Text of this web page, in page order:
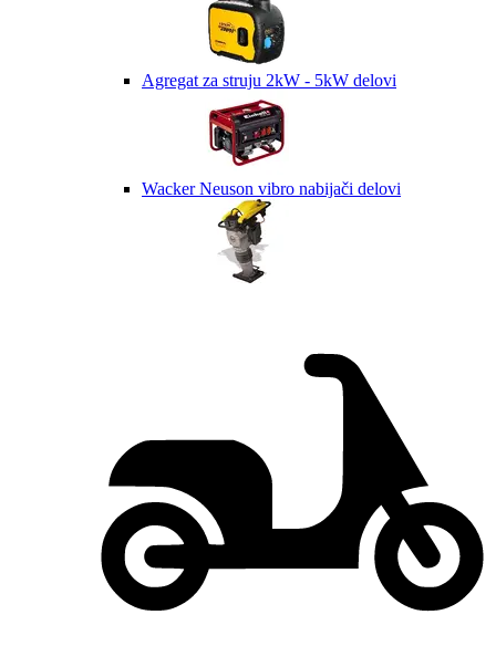
Agregat za struju 2kW - 5kW delovi
Wacker Neuson vibro nabijači delovi